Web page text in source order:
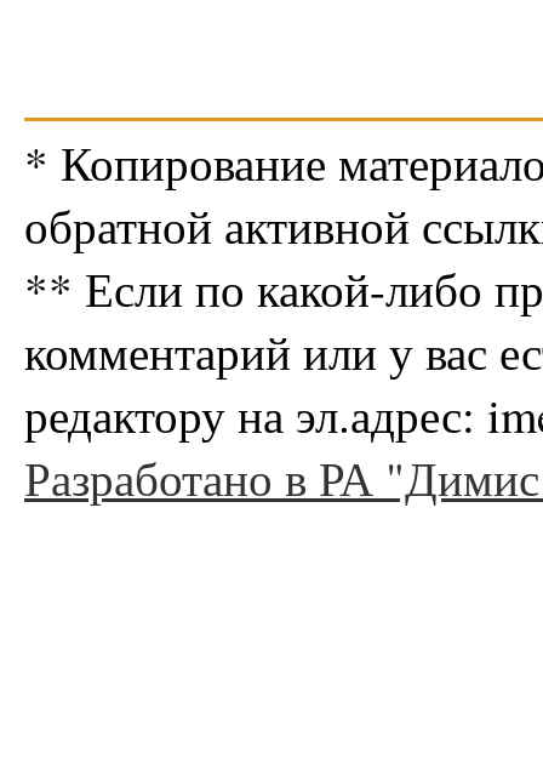
* Копирование
обратной активной
** Если по какой-либо
комментарий или у вас
редактору на эл.адрес:
Разработано в РА